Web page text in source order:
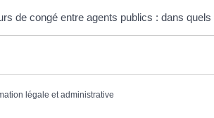
de congé entre agents publics : dans
légale et administrative